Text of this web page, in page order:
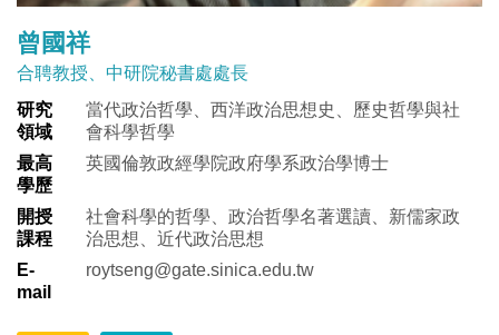
曾國祥
合聘教授、中研院秘書處處長
研究
領域
當代政治哲學、西洋政治思想史、歷史哲學與社
會科學哲學
最高
學歷
英國倫敦政經學院政府學系政治學博士
開授
課程
社會科學的哲學、政治哲學名著選讀、新儒家政
治思想、近代政治思想
E-
mail
roytseng@gate.sinica.edu.tw